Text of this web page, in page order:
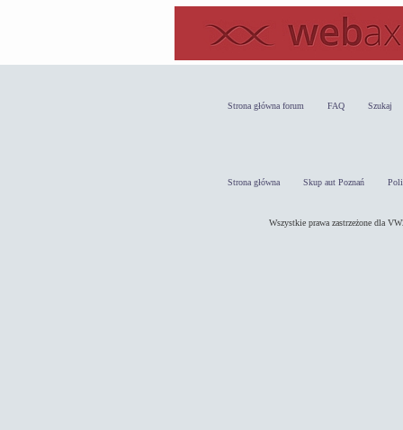
Strona główna forum FAQ Szukaj
Strona główna Skup aut Poznań
Wszystkie prawa zastrzeżone dla